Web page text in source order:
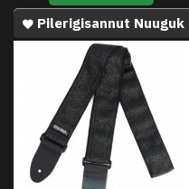
Pilerigisannut Nuuguk